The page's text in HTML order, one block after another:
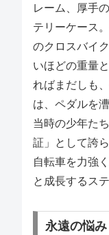
レーム、厚手
テリーケース
のクロスバイ
いほどの重量
ればまだしも
は、ペダルを
当時の少年た
証」として誇
自転車を力強
と成長するス
永遠の悩